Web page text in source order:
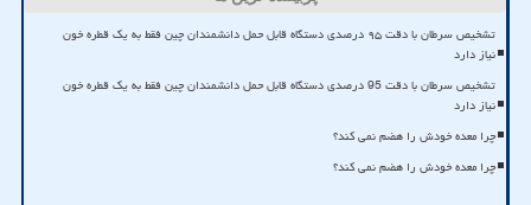
تشخیص سرطان با دقت ۹۵ درصدی دستگاه قابل حمل دانشمندان چین فقط به یک قطره خون
نیاز دارد
تشخیص سرطان با دقت 95 درصدی دستگاه قابل حمل دانشمندان چین فقط به یک قطره خون
نیاز دارد
چرا معده خودش را هضم نمی کند؟
چرا معده خودش را هضم نمی کند؟